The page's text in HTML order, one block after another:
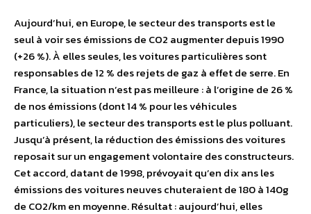
Aujourd’hui, en Europe, le secteur des transports est le
seul à voir ses émissions de CO2 augmenter depuis 1990
(+26 %). À elles seules, les voitures particulières sont
responsables de 12 % des rejets de gaz à effet de serre. En
France, la situation n’est pas meilleure : à l’origine de 26 %
de nos émissions (dont 14 % pour les véhicules
particuliers), le secteur des transports est le plus polluant.
Jusqu’à présent, la réduction des émissions des voitures
reposait sur un engagement volontaire des constructeurs.
Cet accord, datant de 1998, prévoyait qu’en dix ans les
émissions des voitures neuves chuteraient de 180 à 140g
de CO2/km en moyenne. Résultat : aujourd’hui, elles